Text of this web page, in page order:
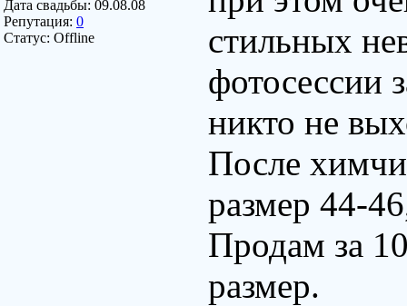
Дата свадьбы: 09.08.08
Репутация: 0
Статус: Offline
стильных
фотосессии
никто не
После
размер 44-
Продам за
размер.